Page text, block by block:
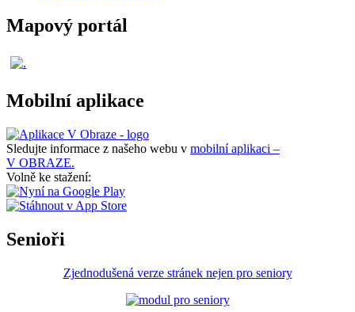
Mapový portál
Mobilní aplikace
Sledujte informace z našeho webu v mobilní aplikaci –
V OBRAZE.
Volně ke stažení:
Senioři
Zjednodušená verze stránek nejen pro seniory